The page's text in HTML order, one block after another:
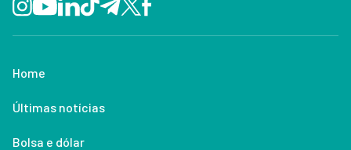
Home
Últimas notícias
Bolsa e dólar